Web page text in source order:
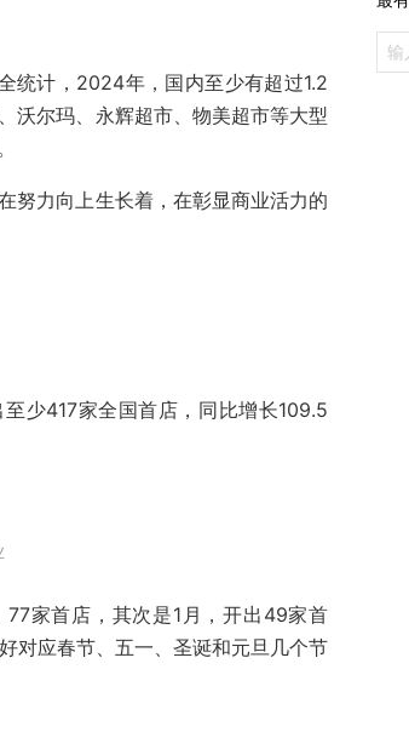
统计，2024年，国内至少有超过1.2
沃尔玛、永辉超市、物美超市等大型
努力向上生长着，在彰显商业活力的
少417家全国首店，同比增长109.5
家首店，其次是1月，开出49家首
对应春节、五一、圣诞和元旦几个节